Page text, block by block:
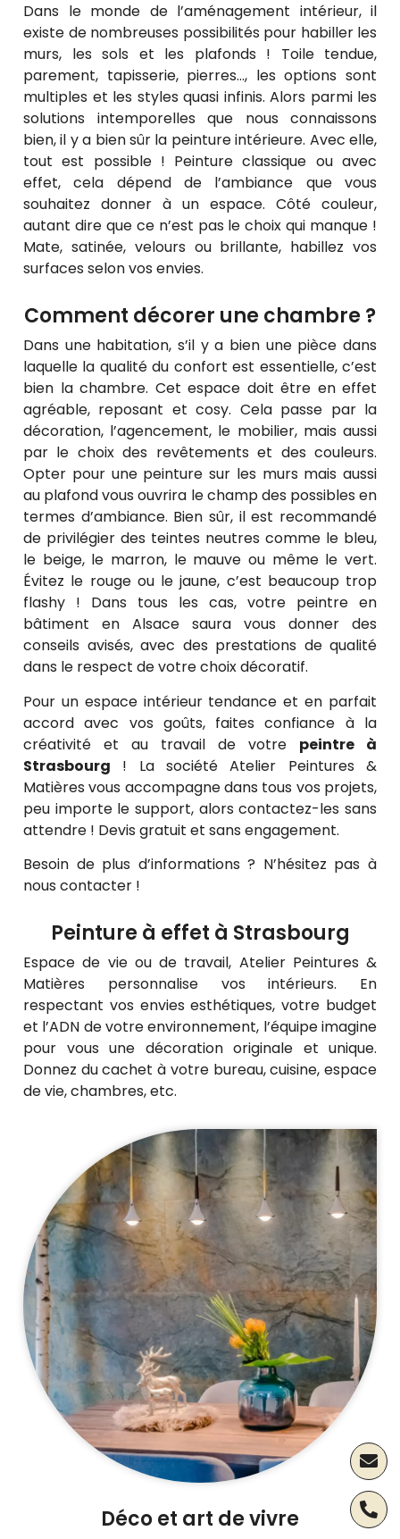
Dans le monde de l’aménagement intérieur, il
existe de nombreuses possibilités pour habiller les
murs, les sols et les plafonds ! Toile tendue,
parement, tapisserie, pierres…, les options sont
multiples et les styles quasi infinis. Alors parmi les
solutions intemporelles que nous connaissons
bien, il y a bien sûr la peinture intérieure. Avec elle,
tout est possible ! Peinture classique ou avec
effet, cela dépend de l’ambiance que vous
souhaitez donner à un espace. Côté couleur,
autant dire que ce n’est pas le choix qui manque !
Mate, satinée, velours ou brillante, habillez vos
surfaces selon vos envies.
Comment décorer une chambre ?
Dans une habitation, s’il y a bien une pièce dans
laquelle la qualité du confort est essentielle, c’est
bien la chambre. Cet espace doit être en effet
agréable, reposant et cosy. Cela passe par la
décoration, l’agencement, le mobilier, mais aussi
par le choix des revêtements et des couleurs.
Opter pour une peinture sur les murs mais aussi
au plafond vous ouvrira le champ des possibles en
termes d’ambiance. Bien sûr, il est recommandé
de privilégier des teintes neutres comme le bleu,
le beige, le marron, le mauve ou même le vert.
Évitez le rouge ou le jaune, c’est beaucoup trop
flashy ! Dans tous les cas, votre peintre en
bâtiment en Alsace saura vous donner des
conseils avisés, avec des prestations de qualité
dans le respect de votre choix décoratif.
Pour un espace intérieur tendance et en parfait
accord avec vos goûts, faites confiance à la
créativité et au travail de votre peintre à
Strasbourg ! La société Atelier Peintures &
Matières vous accompagne dans tous vos projets,
peu importe le support, alors contactez-les sans
attendre ! Devis gratuit et sans engagement.
Besoin de plus d’informations ? N’hésitez pas à
nous contacter !
Peinture à effet à Strasbourg
Espace de vie ou de travail, Atelier Peintures &
Matières personnalise vos intérieurs. En
respectant vos envies esthétiques, votre budget
et l’ADN de votre environnement, l’équipe imagine
pour vous une décoration originale et unique.
Donnez du cachet à votre bureau, cuisine, espace
de vie, chambres, etc.
Déco et art de vivre